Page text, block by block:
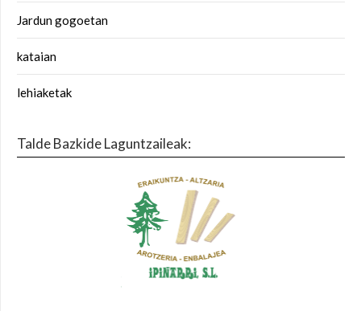
Jardun gogoetan
kataian
lehiaketak
Talde Bazkide Laguntzaileak: